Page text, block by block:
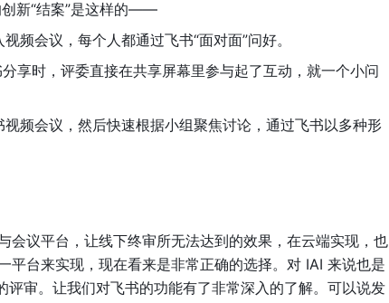
新“结案”是这样的——
频会议，每个人都通过飞书“面对面”问好。
享时，评委直接在共享屏幕里参与起了互动，就一个小问
频会议，然后快速根据小组聚焦讨论，通过飞书以多种形
会议平台，让线下终审所无法达到的效果，在云端实现，也
平台来实现，现在看来是非常正确的选择。对 IAI 来说也是
审。让我们对飞书的功能有了非常深入的了解。可以说发